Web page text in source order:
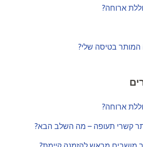
ארוחה?
בטיסה שלי?
ארוחה?
קשרי תעופה – מה השלב הבא?